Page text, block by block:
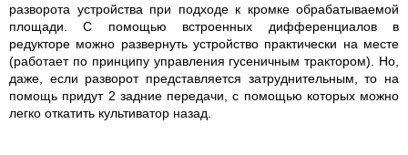
разворота устройства при подходе к кромке обрабатываемой
площади. С помощью встроенных дифференциалов в
редукторе можно развернуть устройство практически на месте
(работает по принципу управления гусеничным трактором). Но,
даже, если разворот представляется затруднительным, то на
помощь придут 2 задние передачи, с помощью которых можно
легко откатить культиватор назад.